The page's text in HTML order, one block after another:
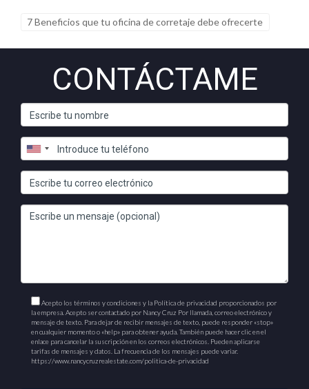
7 Beneficios que tu oficina de corretaje debe ofrecerte
CONTÁCTAME
Acepto los términos y condiciones y la Política de privacidad proporcionados por
la empresa. Acepto ser contactado por Nancy Cruz Por llamada, correo electrónico y
mensaje de texto. Para dejar de recibir mensajes de texto, puede responder «stop»
en cualquier momento o «help» para obtener ayuda. También puede hacer clic en el
enlace para cancelar la suscripción en los correos electrónicos. Pueden aplicarse
tarifas de mensajes y datos. La frecuencia de los mensajes puede variar.
https://www.nancycruzrealestate.com/politica-de-privacidad